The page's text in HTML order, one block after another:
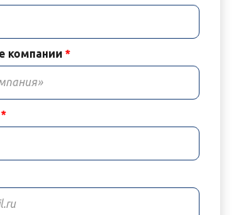
компании *
*